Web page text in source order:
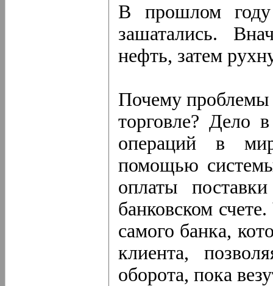
В прошлом году
зашатались.
нефть, затем
Почему проблемы
торговле? Дело
операций в
помощью
оплаты
банковском
самого банка,
клиента,
оборота, пока